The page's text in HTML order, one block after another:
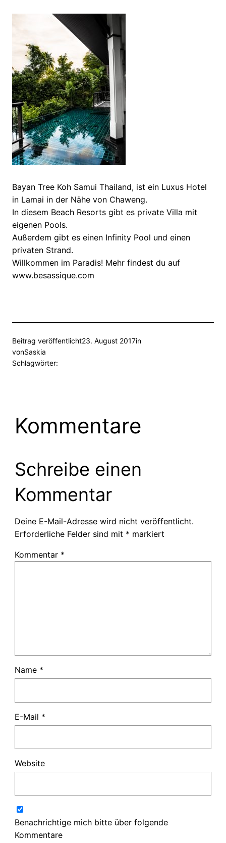
Bayan Tree Koh Samui Thailand, ist ein Luxus Hotel
in Lamai in der Nähe von Chaweng.
In diesem Beach Resorts gibt es private Villa mit
eigenen Pools.
Außerdem gibt es einen Infinity Pool und einen
privaten Strand.
Willkommen im Paradis! Mehr findest du auf
www.besassique.com
Beitrag veröffentlicht23. August 2017in
vonSaskia
Schlagwörter:
Kommentare
Schreibe einen
Kommentar
Deine E-Mail-Adresse wird nicht veröffentlicht.
Erforderliche Felder sind mit * markiert
Kommentar *
Name *
E-Mail *
Website
Benachrichtige mich bitte über folgende
Kommentare